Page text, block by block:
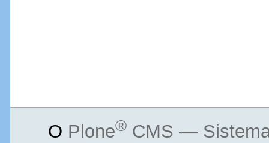
O Plone®CMS — Sistema